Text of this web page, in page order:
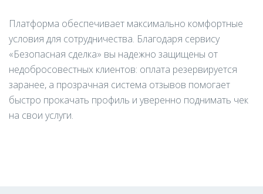
Платформа обеспечивает максимально комфортные
условия для сотрудничества. Благодаря сервису
«Безопасная сделка» вы надежно защищены от
недобросовестных клиентов: оплата резервируется
заранее, а прозрачная система отзывов помогает
быстро прокачать профиль и уверенно поднимать чек
на свои услуги.